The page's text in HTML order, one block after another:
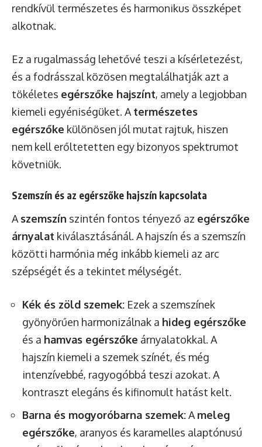
rendkívül természetes és harmonikus összképet
alkotnak.
Ez a rugalmasság lehetővé teszi a kísérletezést,
és a fodrásszal közösen megtalálhatják azt a
tökéletes egérszőke hajszínt, amely a legjobban
kiemeli egyéniségüket. A természetes
egérszőke különösen jól mutat rajtuk, hiszen
nem kell erőltetetten egy bizonyos spektrumot
követniük.
Szemszín és az egérszőke hajszín kapcsolata
A szemszín szintén fontos tényező az egérszőke
árnyalat kiválasztásánál. A hajszín és a szemszín
közötti harmónia még inkább kiemeli az arc
szépségét és a tekintet mélységét.
Kék és zöld szemek: Ezek a szemszínek
gyönyörűen harmonizálnak a hideg egérszőke
és a hamvas egérszőke árnyalatokkal. A
hajszín kiemeli a szemek színét, és még
intenzívebbé, ragyogóbbá teszi azokat. A
kontraszt elegáns és kifinomult hatást kelt.
Barna és mogyoróbarna szemek:A meleg
egérszőke, aranyos és karamelles alaptónusú